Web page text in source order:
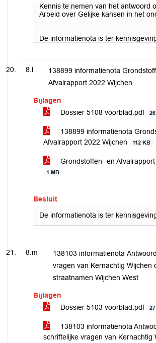
Kennis te nemen van het antwoord
Arbeid over Gelijke kansen in het
De informatienota is ter
8.l
138899 informatienota
Afvalrapport 2022 Wijchen
Bijlagen
Dossier 5108 voorblad.pdf
138899 informatienota
Afvalrapport 2022 Wijchen
112 KB
Grondstoffen- en
1 MB
Besluit
De informatienota is ter
8.m
138103 informatienota
vragen van Kernachtig Wijchen
straatnamen Wijchen West
Bijlagen
Dossier 5103 voorblad.pdf
138103 informatienota
schriftelijke vragen van Kernachtig